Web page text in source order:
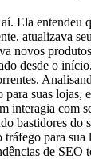
Ela entendeu
atualizava
novos
desde o
suas lojas,
interagia com
bastidores do
para
de SEO